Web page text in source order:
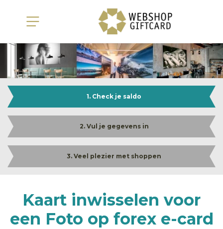
1. Check je saldo
2. Vul je gegevens in
3. Veel plezier met shoppen
Kaart inwisselen voor
een Foto op forex e-card